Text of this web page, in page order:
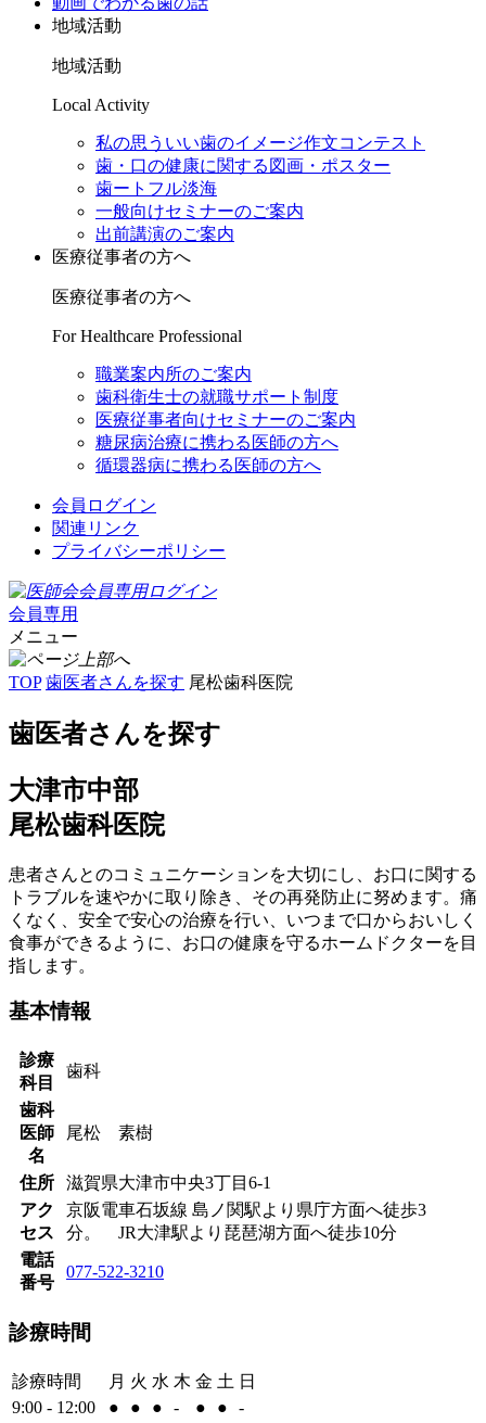
地域活動
地域活動
Local Activity
私の思ういい歯のイメージ作文コンテスト
歯・口の健康に関する図画・ポスター
歯ートフル淡海
一般向けセミナーのご案内
出前講演のご案内
医療従事者の方へ
医療従事者の方へ
For Healthcare Professional
職業案内所のご案内
歯科衛生士の就職サポート制度
医療従事者向けセミナーのご案内
糖尿病治療に携わる医師の方へ
循環器病に携わる医師の方へ
会員ログイン
関連リンク
プライバシーポリシー
会員専用
メニュー
TOP 歯医者さんを探す 尾松歯科医院
歯医者さんを探す
大津市中部
尾松歯科医院
患者さんとのコミュニケーションを大切にし、お口に関する
トラブルを速やかに取り除き、その再発防止に努めます。痛
くなく、安全で安心の治療を行い、いつまで口からおいしく
食事ができるように、お口の健康を守るホームドクターを目
指します。
基本情報
診療
科目
歯科
歯科
医師
名
尾松 素樹
住所
滋賀県大津市中央3丁目6-1
アク
セス
京阪電車石坂線 島ノ関駅より県庁方面へ徒歩3
分。 JR大津駅より琵琶湖方面へ徒歩10分
電話
番号
077-522-3210
診療時間
診療時間 月 火 水 木 金 土 日
9:00 - 12:00
● ● ● - ● ●
-